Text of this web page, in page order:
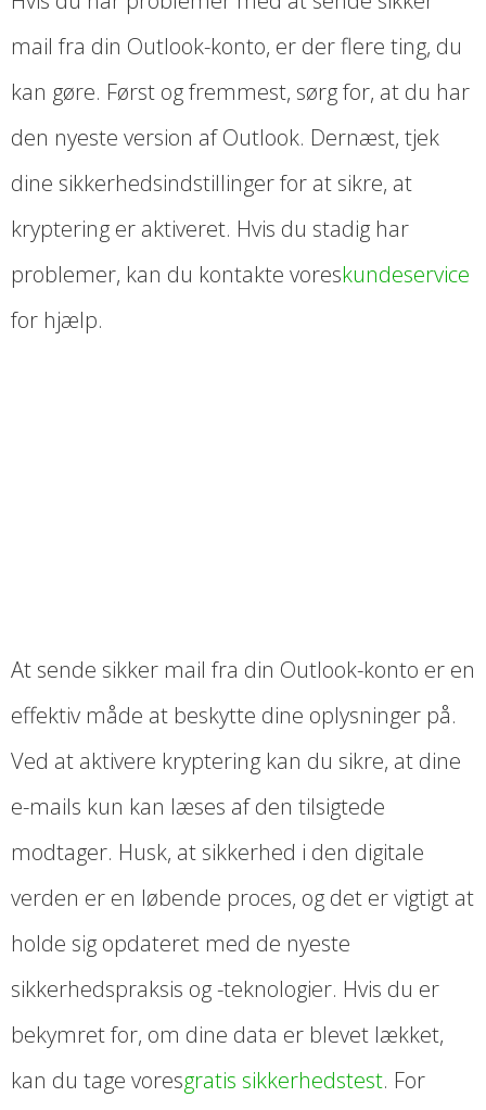
mail fra din Outlook-konto, er der flere ting, du
kan gøre. Først og fremmest, sørg for, at du har
den nyeste version af Outlook. Dernæst, tjek
dine sikkerhedsindstillinger for at sikre, at
kryptering er aktiveret. Hvis du stadig har
problemer, kan du kontakte voreskundeservice
for hjælp.
At sende sikker mail fra din Outlook-konto er en
effektiv måde at beskytte dine oplysninger på.
Ved at aktivere kryptering kan du sikre, at dine
e-mails kun kan læses af den tilsigtede
modtager. Husk, at sikkerhed i den digitale
verden er en løbende proces, og det er vigtigt at
holde sig opdateret med de nyeste
sikkerhedspraksis og -teknologier. Hvis du er
bekymret for, om dine data er blevet lækket,
kan du tage voresgratis sikkerhedstest. For